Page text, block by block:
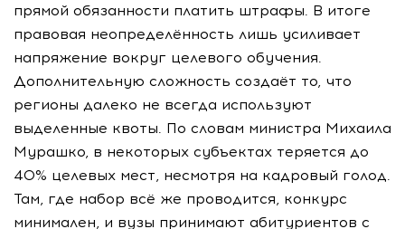
прямой обязанности платить штрафы. В итоге
правовая неопределённость лишь усиливает
напряжение вокруг целевого обучения.
Дополнительную сложность создаёт то, что
регионы далеко не всегда используют
выделенные квоты. По словам министра Михаила
Мурашко, в некоторых субъектах теряется до
40% целевых мест, несмотря на кадровый голод.
Там, где набор всё же проводится, конкурс
минимален, и вузы принимают абитуриентов с